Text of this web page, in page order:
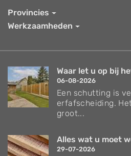
Provincies
Werkzaamheden
Waar let u op bij
06-08-2026
Een schutting is
erfafscheiding.
groot...
Alles wat u moet
29-07-2026